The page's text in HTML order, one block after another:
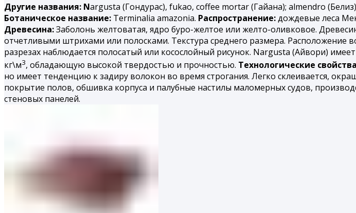
Другие названия: Nargusta (Гондурас), fukao, coffee mortar (Гайана); almendro
Ботаническое название: Terminalia amazonia. Распространение:дождевые леса
Древесина:Заболонь желтоватая, ядро буро-желтое или желто-оливковое.
отчетливыми штрихами или полосками. Текстура среднего размера. Расположение
разрезах наблюдается полосатый или косослойный рисунок. Nargusta (Айвори)
кг\м3, обладающую высокой твердостью и прочностью. Технологические
но имеет тенденцию к задиру волокон во время строгания. Легко склеивается,
покрытие полов, обшивка корпуса и палубные настилы маломерных судов,
стеновых панелей.